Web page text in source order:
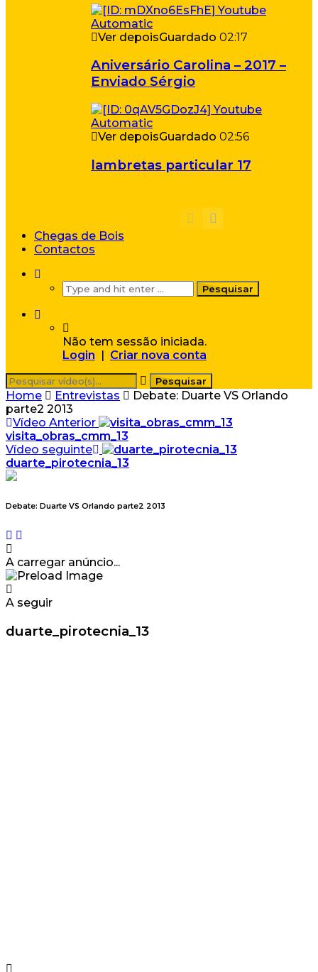
Ver depoisGuardado 02:17
Aniversário Carolina – 2017 –
Enviado Sérgio
Ver depoisGuardado 02:56
lambretas particular 17
Chegas de Bois
Contactos
Não tem sessão iniciada.
Login
Criar nova conta
Home Entrevistas
Debate: Duarte VS Orlando
parte2 2013
Vídeo Anterior
visita_obras_cmm_13
Vídeo seguinte
duarte_pirotecnia_13
Debate: Duarte VS Orlando parte2 2013
A carregar anúncio...
A seguir
duarte_pirotecnia_13